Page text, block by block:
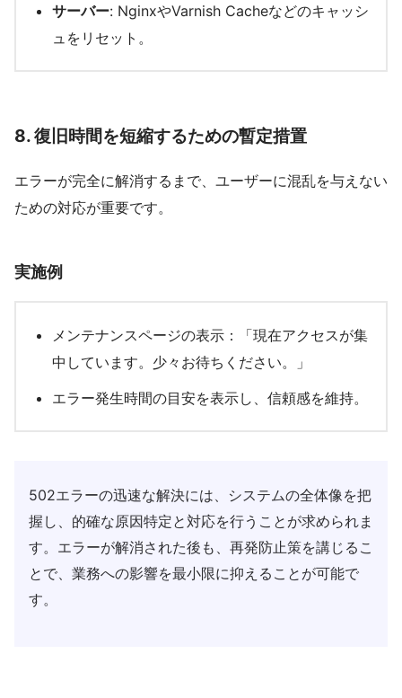
サーバー: NginxやVarnish Cacheなどのキャッシ
ュをリセット。
8.復旧時間を短縮するための暫定措置
エラーが完全に解消するまで、ユーザーに混乱を与えない
ための対応が重要です。
実施例
メンテナンスページの表示：「現在アクセスが集
中しています。少々お待ちください。」
エラー発生時間の目安を表示し、信頼感を維持。
502エラーの迅速な解決には、システムの全体像を把
握し、的確な原因特定と対応を行うことが求められま
す。エラーが解消された後も、再発防止策を講じるこ
とで、業務への影響を最小限に抑えることが可能で
す。